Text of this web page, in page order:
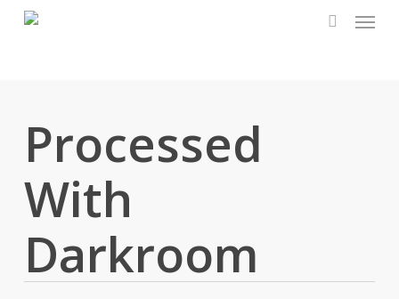
Menu
Processed
With
Darkroom